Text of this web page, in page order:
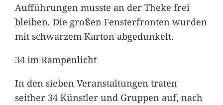
Aufführungen musste an der Theke frei
bleiben. Die großen Fensterfronten wurden
mit schwarzem Karton abgedunkelt.
34 im Rampenlicht
In den sieben Veranstaltungen traten
seither 34 Künstler und Gruppen auf, nach